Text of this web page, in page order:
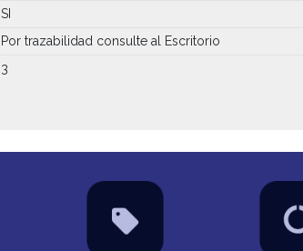
SI
Por trazabilidad consulte al Escritorio
3